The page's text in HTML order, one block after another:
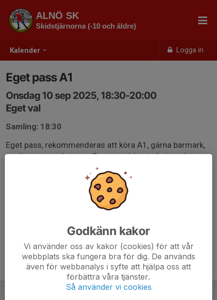
Kalender Logga in
ALNÖ SK
Skidstjärnorna (-10 och äldre)
Eget pass A1
Onsdag 10 sep 2025, 18:30-20:00
Eget val
Samling: 18:30
Eget pass, rekommenderas att köra A1, gärna barmark,
tex löpning med stavar. Bra om ni kör styrka i anslutning
Godkänn kakor
Vi använder oss av kakor (cookies) för att vår
webbplats ska fungera bra för dig. De används
även för webbanalys i syfte att hjälpa oss att
förbättra våra tjänster.
Så använder vi cookies